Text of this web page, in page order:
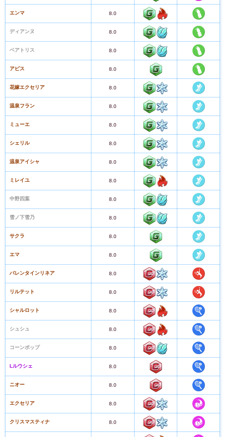
エンマ 8.0
ディアンヌ 8.0
ベアトリス 8.0
アピス 8.0
花嫁エクセリア 8.0
温泉フラン 8.0
ミューエ 8.0
シェリル 8.0
温泉アイシャ 8.0
ミレイユ 8.0
中野四葉 8.0
雪ノ下雪乃 8.0
サクラ 8.0
エマ 8.0
バレンタインリネア 8.0
リルテット 8.0
シャルロット 8.0
シュシュ 8.0
コーンポップ 8.0
Lルウシェ 8.0
ニオー 8.0
エクセリア 8.0
クリスマスティナ 8.0